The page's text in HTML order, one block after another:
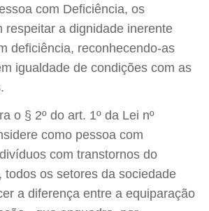
com Deficiência, os
respeitar a dignidade inerente
deficiência, reconhecendo-as
igualdade de condições com as
o § 2º do art. 1º da Lei nº
como pessoa com
com transtornos do
todos os setores da sociedade
a diferença entre a equiparação